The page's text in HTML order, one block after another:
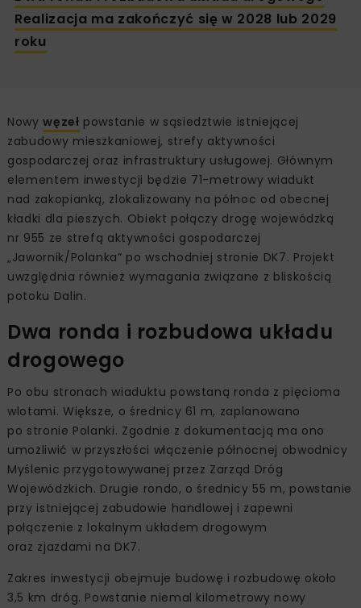
Realizacja ma zakończyć się w 2028 lub 2029
roku
Nowywęzeł powstanie w sąsiedztwie istniejącej
zabudowy mieszkaniowej, strefy aktywności
gospodarczej oraz infrastruktury usługowej. Głównym
elementem inwestycji będzie 71-metrowy wiadukt
nad zakopianką, zlokalizowany na północ od obecnej
kładki dla pieszych. Obiekt połączy drogę wojewódzką
nr 955 ze strefą aktywności gospodarczej
„Jawornik/Polanka” po wschodniej stronie DK7. Projekt
uwzględnia również wymagania związane z bliskością
potoku Dalin.
Dwa ronda i rozbudowa układu
drogowego
Po obu stronach wiaduktu powstaną ronda z pięcioma
wlotami. Większe, o średnicy 61 m, zaplanowano
po stronie Polanki. Zgodnie z dokumentacją ma ono
umożliwić w przyszłości włączenie północnej obwodnicy
Myślenic przygotowywanej przez Zarząd Dróg
Wojewódzkich. Drugie rondo, o średnicy 55 m, powstanie
przy istniejącej zabudowie handlowej i zapewni
połączenie z lokalnym układem drogowym
oraz zjazdami na DK7.
Zakres inwestycji obejmuje budowę i rozbudowę około
3,5 km dróg. Powstanie niemal kilometrowy nowy